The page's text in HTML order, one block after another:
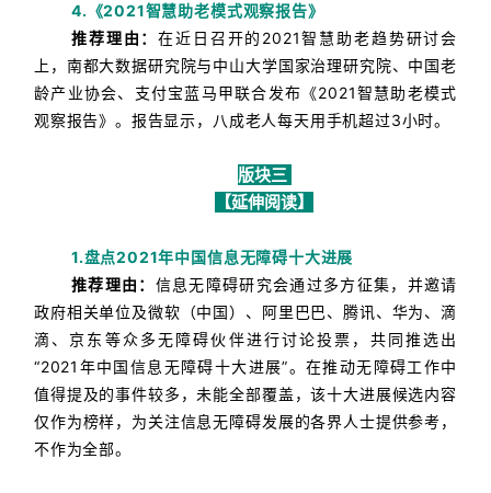
4.《2021智慧助老模式观察报告》
推荐理由：在近日召开的2021智慧助老趋势研讨会
上，南都大数据研究院与中山大学国家治理研究院、中国老
龄产业协会、支付宝蓝马甲联合发布《2021智慧助老模式
观察报告》。 报告显示，八成老人每天用手机超过3小时。
版块三
【延伸阅读】
1.盘点2021年中国信息无障碍十大进展
推荐理由： 信息无障碍研究会通过多方征集，并邀请
政府相关单位及微软（中国）、阿里巴巴、腾讯、华为、滴
滴、京东等众多无障碍伙伴进行讨论投票，共同推选出
“2021年中国信息无障碍十大进展”。在推动无障碍工作中
值得提及的事件较多，未能全部覆盖，该十大进展候选内容
仅作为榜样，为关注信息无障碍发展的各界人士提供参考，
不作为全部。